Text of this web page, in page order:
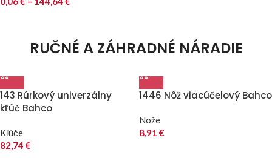
RUČNÉ A ZÁHRADNÉ NÁRADIE
143 Rúrkový univerzálny
kľúč Bahco
Kľúče
82,74 €
1446 Nôž viacúčelový Bahco
Nože
8,91 €